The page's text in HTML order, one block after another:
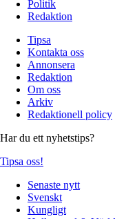
Politik
Redaktion
Tipsa
Kontakta oss
Annonsera
Redaktion
Om oss
Arkiv
Redaktionell policy
Har du ett nyhetstips?
Tipsa oss!
Senaste nytt
Svenskt
Kungligt